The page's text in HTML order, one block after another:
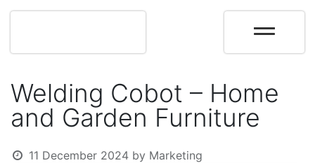
Welding Cobot – Home
and Garden Furniture
11 December 2024 by Marketing